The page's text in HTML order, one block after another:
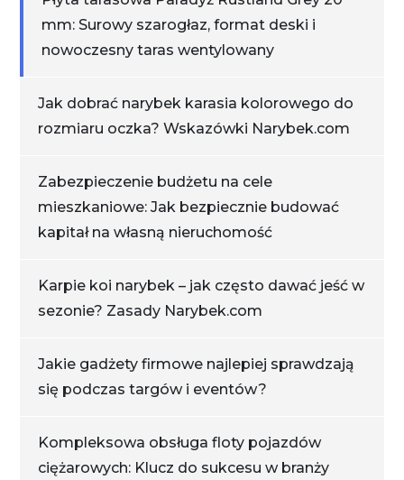
mm: Surowy szarogłaz, format deski i
nowoczesny taras wentylowany
Jak dobrać narybek karasia kolorowego do
rozmiaru oczka? Wskazówki Narybek.com
Zabezpieczenie budżetu na cele
mieszkaniowe: Jak bezpiecznie budować
kapitał na własną nieruchomość
Karpie koi narybek – jak często dawać jeść w
sezonie? Zasady Narybek.com
Jakie gadżety firmowe najlepiej sprawdzają
się podczas targów i eventów?
Kompleksowa obsługa floty pojazdów
ciężarowych: Klucz do sukcesu w branży